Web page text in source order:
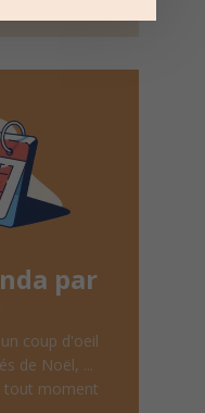
par
coup d'oeil
de Noël, ...
tout moment